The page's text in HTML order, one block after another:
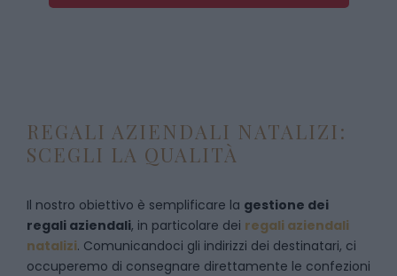
REGALI AZIENDALI NATALIZI:
SCEGLI LA QUALITÀ
Il nostro obiettivo è semplificare la gestione dei
regali aziendali, in particolare dei regali aziendali
natalizi. Comunicandoci gli indirizzi dei destinatari, ci
occuperemo di consegnare direttamente le confezioni